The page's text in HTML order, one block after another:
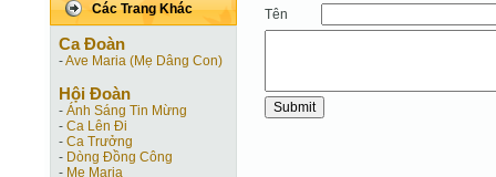
Các Trang Khác
Ca Ðoàn
-Ave Maria (Mẹ Dâng Con)
Hội Ðoàn
- Ánh Sáng Tin Mừng
- Ca Lên Đi
- Ca Trưởng
- Dòng Đồng Công
- Mẹ Maria
Tên